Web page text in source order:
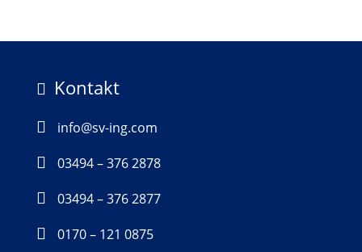
 Kontakt

info@sv-ing.com

03494 – 376 2878

03494 – 376 2877

0170 – 121 0875